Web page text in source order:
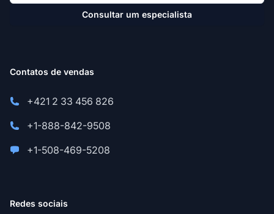
Consultar um especialista
Contatos de vendas
+421 2 33 456 826
+1-888-842-9508
+1-508-469-5208
Redes sociais